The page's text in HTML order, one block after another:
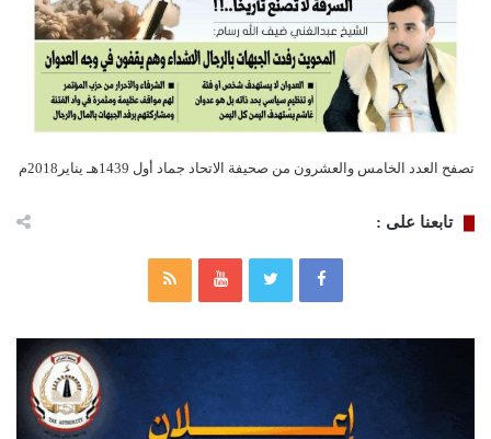
تصفح العدد الخامس والعشرون من صحيفة الاتحاد جماد أول 1439هـ يناير2018م
تابعنا على :